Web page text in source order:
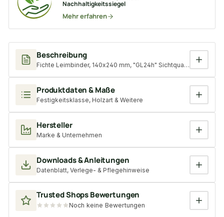
Beschreibung
Fichte Leimbinder, 140x240 mm, "GL24h" Sichtqualität,
Produktdaten & Maße
Festigkeitsklasse, Holzart & Weitere
Hersteller
Marke & Unternehmen
Downloads & Anleitungen
Datenblatt, Verlege- & Pflegehinweise
Trusted Shops Bewertungen
Noch keine Bewertungen
Nachhaltigkeitssiegel
Mehr erfahren